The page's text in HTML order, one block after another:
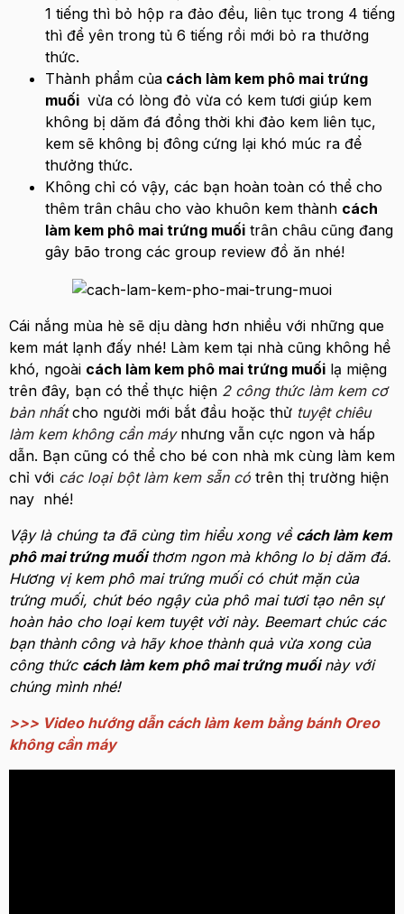
1 tiếng thì bỏ hộp ra đảo đều, liên tục trong 4 tiếng
thì để yên trong tủ 6 tiếng rồi mới bỏ ra thưởng
thức.
Thành phẩm của cách làm kem phô mai trứng
muối vừa có lòng đỏ vừa có kem tươi giúp kem
không bị dăm đá đồng thời khi đảo kem liên tục,
kem sẽ không bị đông cứng lại khó múc ra để
thưởng thức.
Không chỉ có vậy, các bạn hoàn toàn có thể cho
thêm trân châu cho vào khuôn kem thành cách
làm kem phô mai trứng muối trân châu cũng đang
gây bão trong các group review đồ ăn nhé!
Cái nắng mùa hè sẽ dịu dàng hơn nhiều với những que
kem mát lạnh đấy nhé! Làm kem tại nhà cũng không hề
khó, ngoài cách làm kem phô mai trứng muối lạ miệng
trên đây, bạn có thể thực hiện 2 công thức làm kem cơ
bản nhấtcho người mới bắt đầu hoặc thử tuyệt chiêu
làm kem không cần máynhưng vẫn cực ngon và hấp
dẫn. Bạn cũng có thể cho bé con nhà mk cùng làm kem
chỉ với các loại bột làm kem sẵn có trên thị trường hiện
nay nhé!
Vậy là chúng ta đã cùng tìm hiểu xong về cách làm kem
phô mai trứng muốithơm ngon mà không lo bị dăm đá.
Hương vị kem phô mai trứng muối có chút mặn của
trứng muối, chút béo ngậy của phô mai tươi tạo nên sự
hoàn hảo cho loại kem tuyệt vời này. Beemart chúc các
bạn thành công và hãy khoe thành quả vừa xong của
công thức cách làm kem phô mai trứng muốinày với
chúng mình nhé!
>>> Video hướng dẫn cách làm kem bằng bánh Oreo
không cần máy